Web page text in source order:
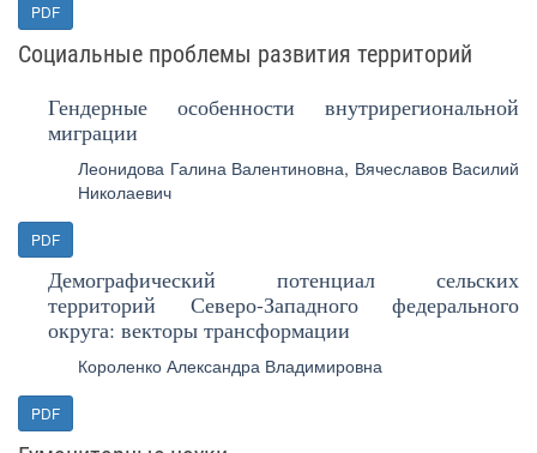
PDF
Социальные проблемы развития территорий
Гендерные особенности внутрирегиональной
миграции
Леонидова Галина Валентиновна, Вячеславов Василий
Николаевич
PDF
Демографический потенциал сельских
территорий Северо-Западного федерального
округа: векторы трансформации
Короленко Александра Владимировна
PDF